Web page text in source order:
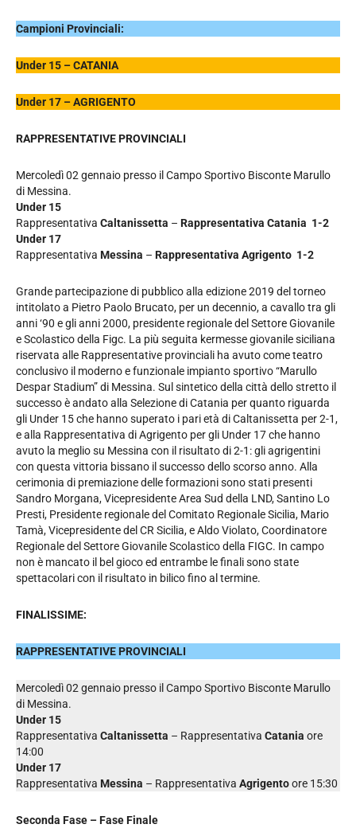
Campioni Provinciali:
Under 15 – CATANIA
Under 17 – AGRIGENTO
RAPPRESENTATIVE PROVINCIALI
Mercoledì 02 gennaio presso il Campo Sportivo Bisconte Marullo
di Messina.
Under 15
Rappresentativa Caltanissetta – Rappresentativa Catania 1-2
Under 17
Rappresentativa Messina – Rappresentativa Agrigento 1-2
Grande partecipazione di pubblico alla edizione 2019 del torneo
intitolato a Pietro Paolo Brucato, per un decennio, a cavallo tra gli
anni ‘90 e gli anni 2000, presidente regionale del Settore Giovanile
e Scolastico della Figc. La più seguita kermesse giovanile siciliana
riservata alle Rappresentative provinciali ha avuto come teatro
conclusivo il moderno e funzionale impianto sportivo “Marullo
Despar Stadium” di Messina. Sul sintetico della città dello stretto il
successo è andato alla Selezione di Catania per quanto riguarda
gli Under 15 che hanno superato i pari età di Caltanissetta per 2-1,
e alla Rappresentativa di Agrigento per gli Under 17 che hanno
avuto la meglio su Messina con il risultato di 2-1: gli agrigentini
con questa vittoria bissano il successo dello scorso anno. Alla
cerimonia di premiazione delle formazioni sono stati presenti
Sandro Morgana, Vicepresidente Area Sud della LND, Santino Lo
Presti, Presidente regionale del Comitato Regionale Sicilia, Mario
Tamà, Vicepresidente del CR Sicilia, e Aldo Violato, Coordinatore
Regionale del Settore Giovanile Scolastico della FIGC. In campo
non è mancato il bel gioco ed entrambe le finali sono state
spettacolari con il risultato in bilico fino al termine.
FINALISSIME:
RAPPRESENTATIVE PROVINCIALI
Mercoledì 02 gennaio presso il Campo Sportivo Bisconte Marullo
di Messina.
Under 15
Rappresentativa Caltanissetta – Rappresentativa Catania ore
14:00
Under 17
Rappresentativa Messina – Rappresentativa Agrigentoore 15:30
Seconda Fase – Fase Finale